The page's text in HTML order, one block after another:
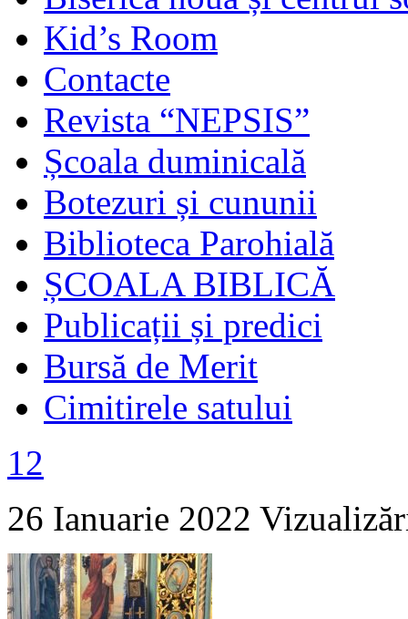
Kid’s Room
Contacte
Revista “NEPSIS”
Școala duminicală
Botezuri și cununii
Biblioteca Parohială
ȘCOALA BIBLICĂ
Publicații și predici
Bursă de Merit
Cimitirele satului
12
26 Ianuarie 2022